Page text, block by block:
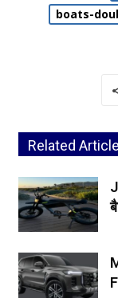
boats-
Related